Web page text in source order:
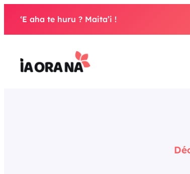
‘E aha te huru ? Maita’i !